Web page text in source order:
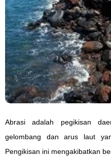
Abrasi adalah pegikisan
gelombang dan arus laut
Pengikisan ini mengakibatkan